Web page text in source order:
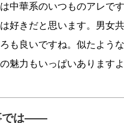
中華系のいつものアレで
好きだと思います。男女
も良いですね。似たよう
魅力もいっぱいありますよ
では――